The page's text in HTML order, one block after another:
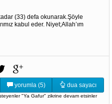
(33) defa okunarak.Şöyle
kabul eder. Niyet;Allah’ım
yorumla (5) dua sayacı
"Ya Gafur" zikrine devam etsinler